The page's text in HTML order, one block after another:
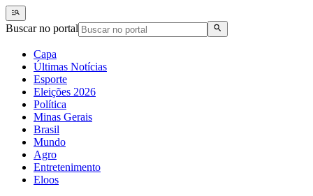
Buscar no portal
Capa
Últimas Notícias
Esporte
Eleições 2026
Política
Minas Gerais
Brasil
Mundo
Agro
Entretenimento
Eloos